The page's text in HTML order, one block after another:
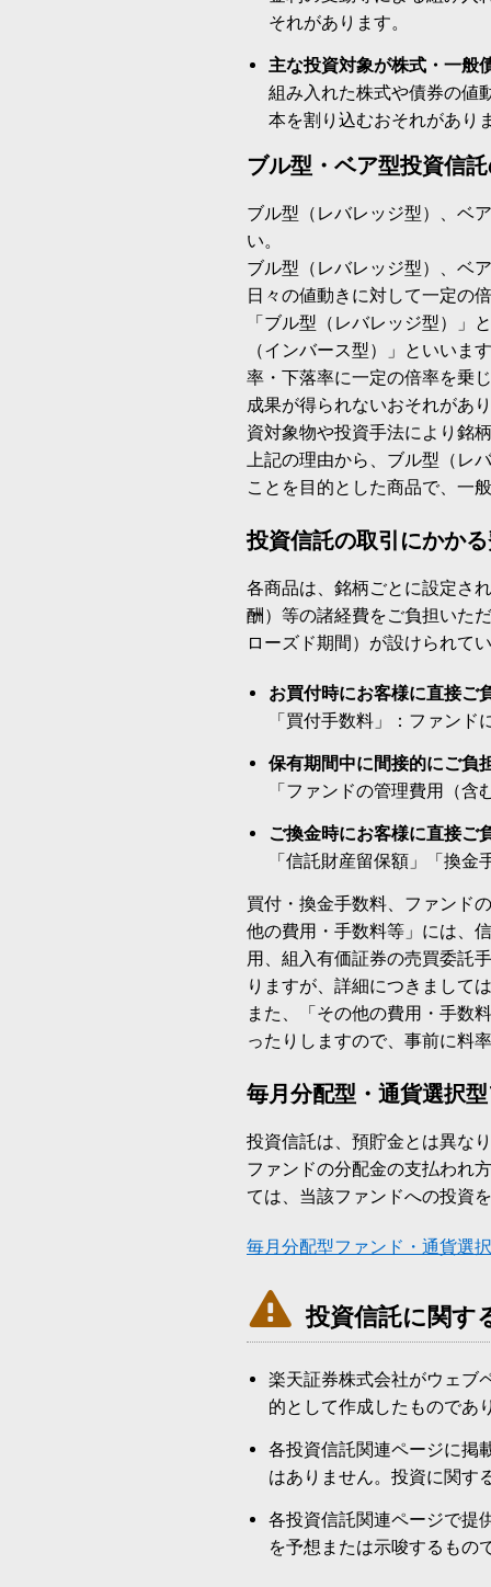
それがあります。
主な投資対象が株式・一般
組み入れた株式や債券の値
本を割り込むおそれがあり
ブル型・ベア型投資信
ブル型（レバレッジ型）、ベ
い。
ブル型（レバレッジ型）、ベ
日々の値動きに対して一定の
「ブル型（レバレッジ型）」
（インバース型）」といいま
率・下落率に一定の倍率を乗
成果が得られないおそれがあ
資対象物や投資手法により銘
上記の理由から、ブル型（レ
ことを目的とした商品で、一
投資信託の取引にかか
各商品は、銘柄ごとに設定さ
酬）等の諸経費をご負担いた
ローズド期間）が設けられて
お買付時にお客様に直接ご
「買付手数料」：ファンド
保有期間中に間接的にご負
「ファンドの管理費用（
ご換金時にお客様に直接ご
「信託財産留保額」「換
買付・換金手数料、ファンド
他の費用・手数料等」には、
用、組入有価証券の売買委託
りますが、詳細につきまして
また、「その他の費用・手数
ったりしますので、事前に料
毎月分配型・通貨選択
投資信託は、預貯金とは異な
ファンドの分配金の支払われ
ては、当該ファンドへの投資
毎月分配型ファンド・通貨選
 投資信託に関す
楽天証券株式会社がウェブ
的として作成したものであ
各投資信託関連ページに掲
はありません。投資に関す
各投資信託関連ページで提
を予想または示唆するもの